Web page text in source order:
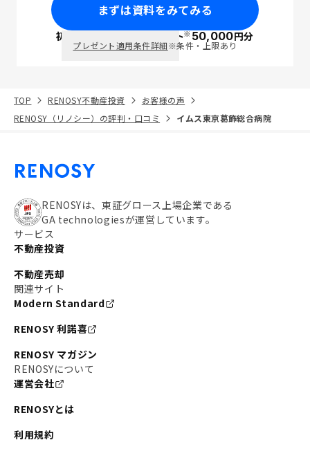
まずは資料をみてみる
初回面談で ポイント※50,000円分
プレゼント適用条件詳細※条件・上限あり
TOP RENOSY不動産投資
お客様の声
RENOSY（リノシー）の評判・口コミ
イムス東京葛飾総合病院
RENOSYは、東証グロース上場企業である
GA technologiesが運営しています。
サービス
不動産投資
不動産売却
関連サイト
Modern Standard
RENOSY 利諾喜
RENOSY マガジン
RENOSYについて
運営会社
RENOSYとは
利用規約